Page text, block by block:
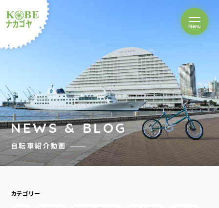
ルショップナカゴヤ
Menuを開閉
NEWS & BLOG
自転車紹介動画
カテゴリー